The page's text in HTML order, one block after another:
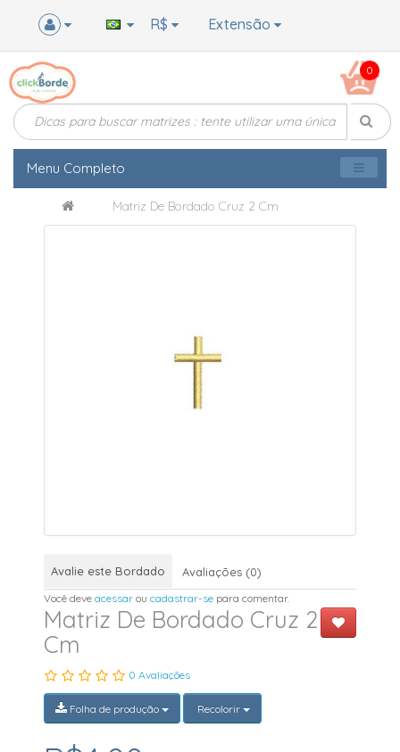
Extensão
R$
0
Menu Completo
Matriz De Bordado Cruz 2 Cm
Avalie este Bordado Avaliações (0)
Você deveacessar oucadastrar-se para comentar.
Matriz De Bordado Cruz 2
Cm
0 Avaliações
Folha de produção Recolorir